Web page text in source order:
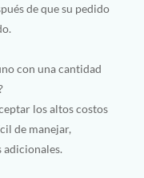
de que su pedido
con una cantidad
los altos costos
de manejar,
adicionales.